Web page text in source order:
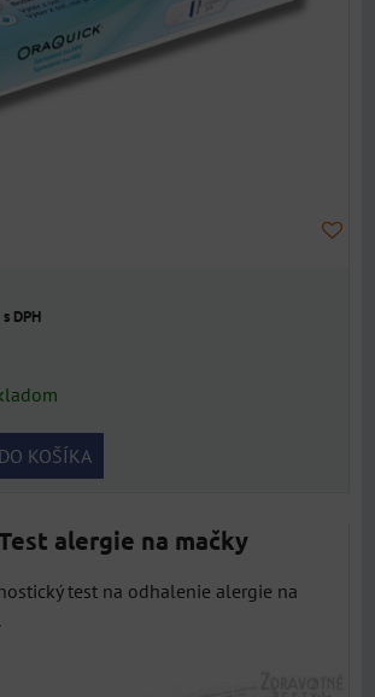
s DPH
DO KOŠÍKA
alergie na mačky
test na odhalenie alergie na